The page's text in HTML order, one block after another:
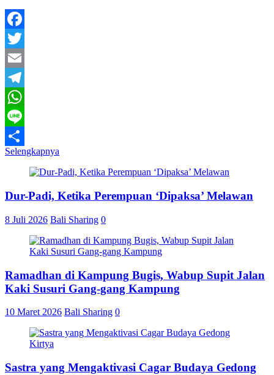
Facebook
Twitter
Email
Telegram
WhatsApp
Line
Share
Selengkapnya
Dur-Padi, Ketika Perempuan ‘Dipaksa’ Melawan
8 Juli 2026 Bali Sharing 0
Ramadhan di Kampung Bugis, Wabup Supit Jalan
Kaki Susuri Gang-gang Kampung
10 Maret 2026 Bali Sharing 0
Sastra yang Mengaktivasi Cagar Budaya Gedong